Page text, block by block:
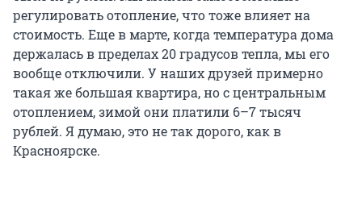
регулировать отопление, что тоже влияет на
стоимость. Еще в марте, когда температура дома
держалась в пределах 20 градусов тепла, мы его
вообще отключили. У наших друзей примерно
такая же большая квартира, но с центральным
отоплением, зимой они платили 6–7 тысяч
рублей. Я думаю, это не так дорого, как в
Красноярске.